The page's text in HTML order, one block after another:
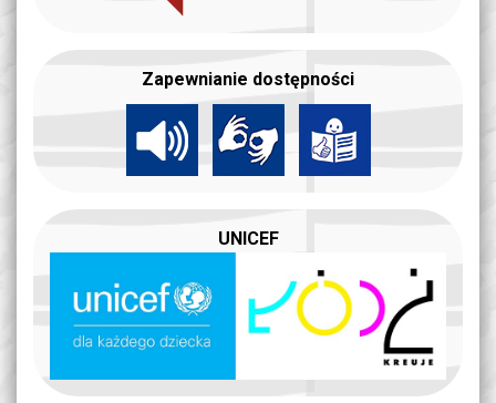
Zapewnianie dostępności
UNICEF